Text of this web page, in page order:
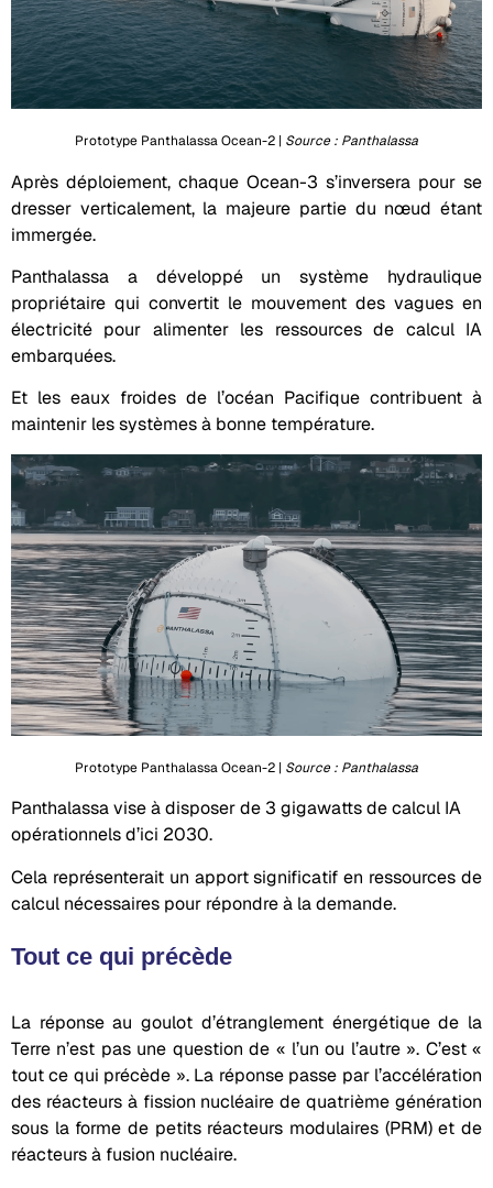
Prototype Panthalassa Ocean-2 | Source : Panthalassa
Après déploiement, chaque Ocean-3 s’inversera pour se
dresser verticalement, la majeure partie du nœud étant
immergée.
Panthalassa a développé un système hydraulique
propriétaire qui convertit le mouvement des vagues en
électricité pour alimenter les ressources de calcul IA
embarquées.
Et les eaux froides de l’océan Pacifique contribuent à
maintenir les systèmes à bonne température.
Prototype Panthalassa Ocean-2 | Source : Panthalassa
Panthalassa vise à disposer de 3 gigawatts de calcul IA
opérationnels d’ici 2030.
Cela représenterait un apport significatif en ressources de
calcul nécessaires pour répondre à la demande.
Tout ce qui précède
La réponse au goulot d’étranglement énergétique de la
Terre n’est pas une question de « l’un ou l’autre ». C’est «
tout ce qui précède ». La réponse passe par l’accélération
des réacteurs à fission nucléaire de quatrième génération
sous la forme de petits réacteurs modulaires (PRM) et de
réacteurs à fusion nucléaire.